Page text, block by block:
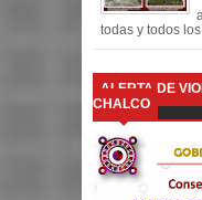
todas y todos
ALERTA DE
CHALCO